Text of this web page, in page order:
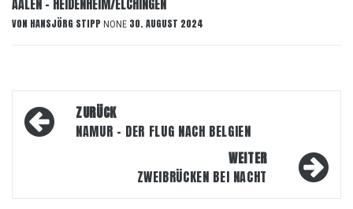
AALEN – HEIDENHEIM/ELCHINGEN
VON HANSJÖRG STIPP NONE 30. AUGUST 2024
Beitragsnavigation
ZURÜCK
NAMUR – DER FLUG NACH BELGIEN
WEITER
ZWEIBRÜCKEN BEI NACHT